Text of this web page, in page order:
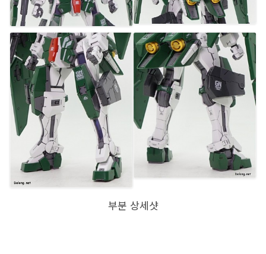
부분 상세샷